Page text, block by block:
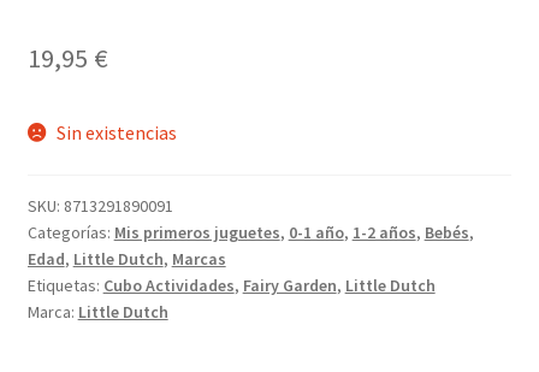
19,95 €
Sin existencias
SKU: 8713291890091
Categorías: Mis primeros juguetes, 0-1 año, 1-2 años, Bebés,
Edad, Little Dutch, Marcas
Etiquetas: Cubo Actividades, Fairy Garden, Little Dutch
Marca: Little Dutch